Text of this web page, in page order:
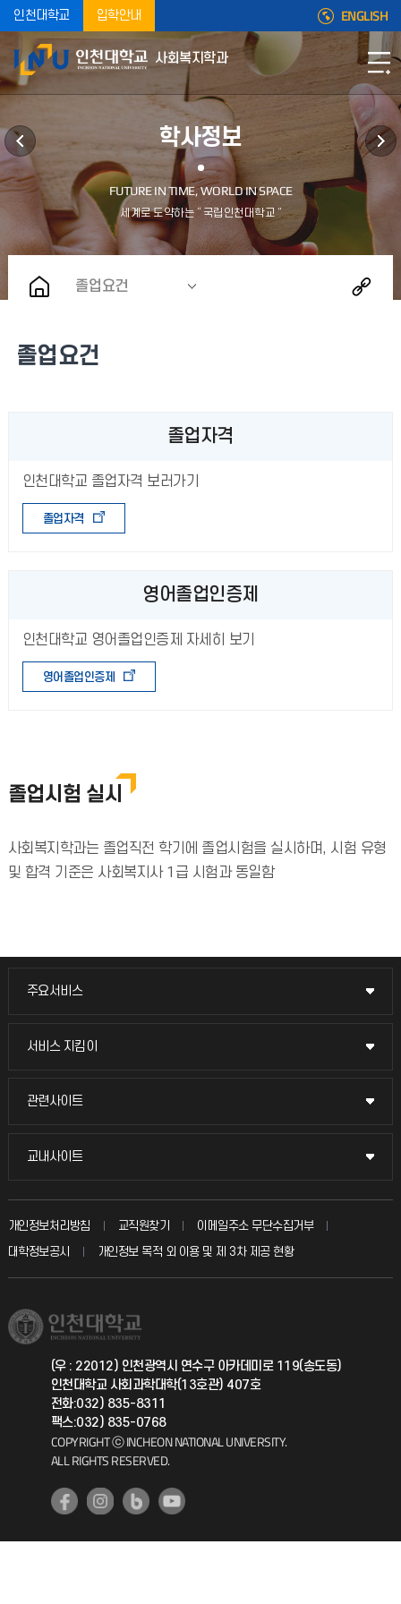
인천대학교 입학안내 ENGLISH
사회복지학과
학사정보
졸업요건
졸업요건
졸업자격
인천대학교 졸업자격 보러가기
졸업자격
영어졸업인증제
인천대학교 영어졸업인증제 자세히 보기
영어졸업인증제
졸업시험 실시
사회복지학과는 졸업직전 학기에 졸업시험을 실시하며, 시험 유형
및 합격 기준은 사회복지사 1급 시험과 동일함
주요서비스
주요서비스
교무회의방송
입학안내
취업정보(학생)
서비스 지킴이
서비스 지킴이
묻고 답하기
칭찬마당
학생서비스 지킴이
관련사이트
관련사이트
국방헬프콜
총동문회
교내사이트
교내사이트
교수회
교육혁신본부
국제지원과
공자아카데미
기초교육원
개인정보처리방침 교직원찾기
이메일주소 무단수집거부
대학정보공시
개인정보 목적 외 이용 및 제 3차 제공 현황
(우 : 22012) 인천광역시 연수구 아카데미로 119(송도동)
인천대학교 사회과학대학(13호관) 407호
전화:032) 835-8311
팩스:032) 835-0768
COPYRIGHT ⓒ INCHEON NATIONAL UNIVERSITY.
ALL RIGHTS RESERVED.